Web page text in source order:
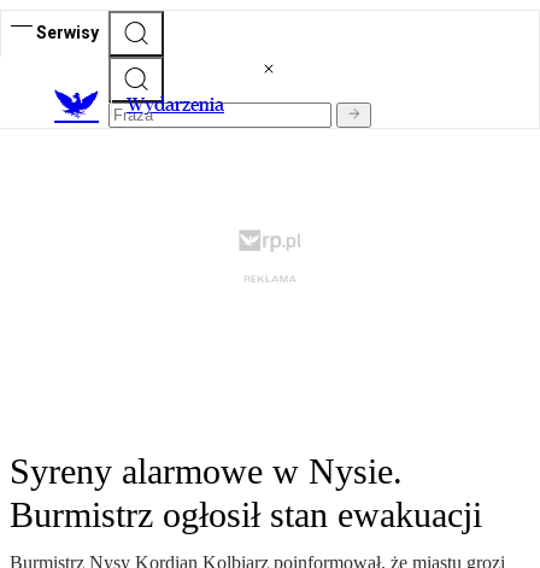
Serwisy
Wydarzenia
Syreny alarmowe w Nysie.
Burmistrz ogłosił stan ewakuacji
Burmistrz Nysy Kordian Kolbiarz poinformował, że miastu grozi